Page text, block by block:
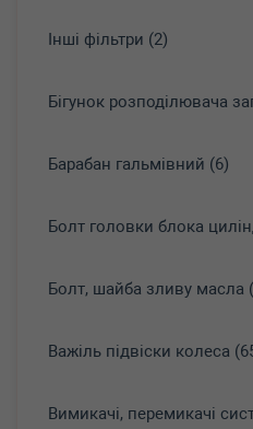
Інші фільтри (2)
Бігунок розподілювача
Барабан гальмівний (6)
Болт головки блока
Болт, шайба зливу масла
Важіль підвіски колеса
Вимикачі, перемикачі